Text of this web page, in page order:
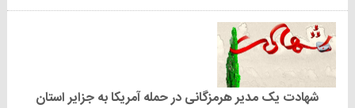
شهادت یک مدیر هرمزگانی در حمله آمریکا به جزایر استان